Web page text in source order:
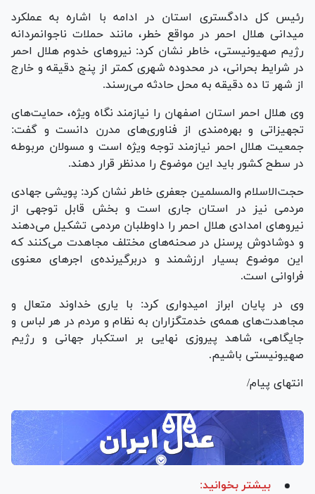
رئیس کل دادگستری استان در ادامه با اشاره به عملکرد
میدانی هلال احمر در مواقع خطر، مانند حملات ناجوانمردانه
رژیم صهیونیستی، خاطر نشان کرد: نیرو‌های خدوم هلال احمر
در شرایط بحرانی، در محدوده شهری کمتر از پنج دقیقه و خارج
از شهر تا ده دقیقه به محل حادثه می‌رسند.
وی هلال احمر استان اصفهان را نیازمند نگاه ویژه، حمایت‌های
تجهیزاتی و بهره‌مندی از فناوری‌های مدرن دانست و گفت:
جمعیت هلال احمر نیازمند توجه ویژه است و مسولان مربوطه
در سطح کشور باید این موضوع را مدنظر قرار دهند.
حجت‌الاسلام والمسلمین جعفری خاطر نشان کرد: پویشی جهادی
مردمی نیز در استان جاری است و بخش قابل توجهی از
نیرو‌های امدادی هلال احمر را داوطلبان مردمی تشکیل می‌دهند
و دوشادوش پرسنل در صحنه‌های مختلف مجاهدت می‌کنند که
این موضوع بسیار ارزشمند و دربرگیرنده‌ی اجر‌های معنوی
فراوانی است.
وی در پایان ابراز امیدواری کرد: با یاری خداوند متعال و
مجاهدت‌های همه‌ی خدمتگزاران به نظام و مردم در هر لباس و
جایگاهی، شاهد پیروزی نهایی بر استکبار جهانی و رژیم
صهیونیستی باشیم.
انتهای پیام/
بیشتر بخوانید: